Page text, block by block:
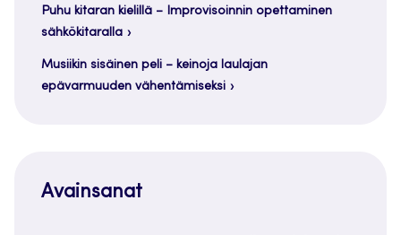
Puhu kitaran kielillä – Improvisoinnin opettaminen
sähkökitaralla
Musiikin sisäinen peli – keinoja laulajan
epävarmuuden vähentämiseksi
Avainsanat